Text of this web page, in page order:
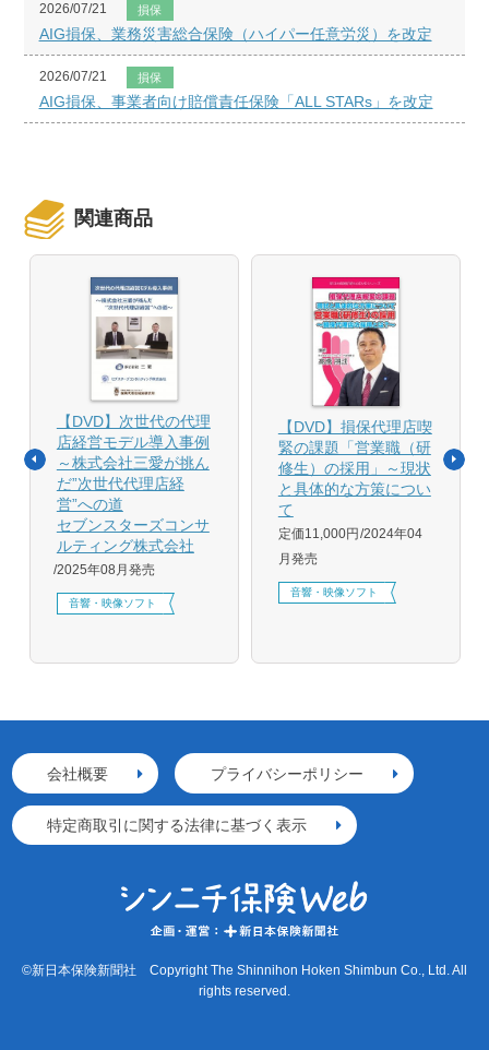
2026/07/21 損保
AIG損保、業務災害総合保険（ハイパー任意労災）を改定
2026/07/21 損保
AIG損保、事業者向け賠償責任保険「ALL STARs」を改定
関連商品
【DVD】次世代の代理
店経営モデル導入事例
～株式会社三愛が挑ん
だ”次世代代理店経
営”への道
セブンスターズコンサ
ルティング株式会社
2025年08月発売
音響・映像ソフト
【DVD】損保代理店喫
緊の課題「営業職（研
修生）の採用」～現状
と具体的な方策につい
て
定価11,000円 2024年04
月発売
音響・映像ソフト
会社概要 プライバシーポリシー
特定商取引に関する法律に基づく表示
©新日本保険新聞社 Copyright The Shinnihon Hoken Shimbun Co., Ltd. All
rights reserved.